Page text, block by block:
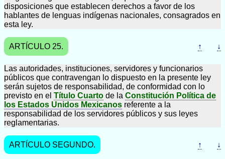
disposiciones que establecen derechos a favor de los
hablantes de lenguas indígenas nacionales, consagrados en
esta ley.
ARTÍCULO 25. ↑ ↓
Las autoridades, instituciones, servidores y funcionarios
públicos que contravengan lo dispuesto en la presente ley
serán sujetos de responsabilidad, de conformidad con lo
previsto en el Título Cuarto de la Constitución Política de
los Estados Unidos Mexicanos referente a la
responsabilidad de los servidores públicos y sus leyes
reglamentarias.
ARTÍCULO SEGUNDO. ↑ ↓